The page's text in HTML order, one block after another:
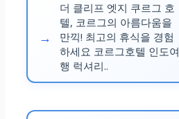
더 클리프 엣지 쿠르그 호
텔, 코르그의 아름다움을
만끽! 최고의 휴식을 경험
하세요 코르그호텔 인도여
행 럭셔리..